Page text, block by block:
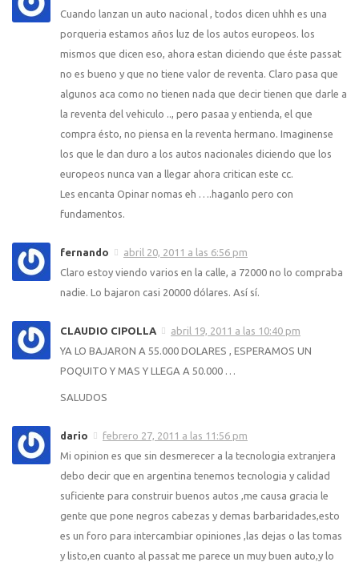
Cuando lanzan un auto nacional , todos dicen uhhh es una
porqueria estamos años luz de los autos europeos. los
mismos que dicen eso, ahora estan diciendo que éste passat
no es bueno y que no tiene valor de reventa. Claro pasa que
algunos aca como no tienen nada que decir tienen que darle a
la reventa del vehiculo .., pero pasaa y entienda, el que
compra ésto, no piensa en la reventa hermano. Imaginense
los que le dan duro a los autos nacionales diciendo que los
europeos nunca van a llegar ahora critican este cc.
Les encanta Opinar nomas eh ….haganlo pero con
fundamentos.
fernando
abril 20, 2011 a las 6:56 pm
Claro estoy viendo varios en la calle, a 72000 no lo compraba
nadie. Lo bajaron casi 20000 dólares. Así sí.
CLAUDIO CIPOLLA
abril 19, 2011 a las 10:40 pm
YA LO BAJARON A 55.000 DOLARES , ESPERAMOS UN
POQUITO Y MAS Y LLEGA A 50.000 …
SALUDOS
dario
febrero 27, 2011 a las 11:56 pm
Mi opinion es que sin desmerecer a la tecnologia extranjera
debo decir que en argentina tenemos tecnologia y calidad
suficiente para construir buenos autos ,me causa gracia le
gente que pone negros cabezas y demas barbaridades,esto
es un foro para intercambiar opiniones ,las dejas o las tomas
y listo,en cuanto al passat me parece un muy buen auto,y lo